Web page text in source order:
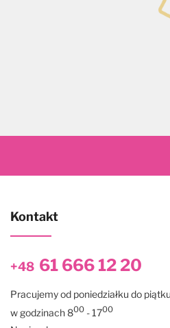
Kontakt
+48 61 666 12 20
Pracujemy od poniedziałku do piątku
w godzinach 800 - 1700